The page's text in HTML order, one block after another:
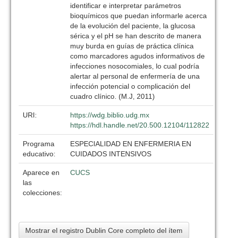
identificar e interpretar parámetros
bioquímicos que puedan informarle acerca
de la evolución del paciente, la glucosa
sérica y el pH se han descrito de manera
muy burda en guías de práctica clínica
como marcadores agudos informativos de
infecciones nosocomiales, lo cual podría
alertar al personal de enfermería de una
infección potencial o complicación del
cuadro clínico. (M.J, 2011)
URI:
https://wdg.biblio.udg.mx
https://hdl.handle.net/20.500.12104/112822
Programa
educativo:
ESPECIALIDAD EN ENFERMERIA EN
CUIDADOS INTENSIVOS
Aparece en
las
colecciones:
CUCS
Mostrar el registro Dublin Core completo del ítem